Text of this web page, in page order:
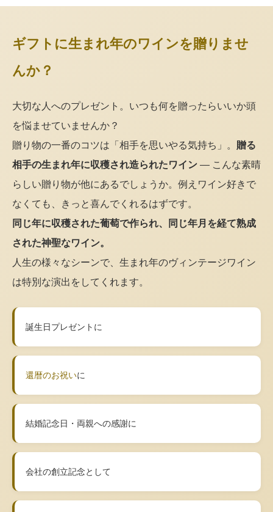
ギフトに生まれ年のワインを贈りませ
んか？
大切な人へのプレゼント。いつも何を贈ったらいいか頭
を悩ませていませんか？
贈り物の一番のコツは「相手を思いやる気持ち」。 贈る
相手の生まれ年に収穫され造られたワイン — こんな素晴
らしい贈り物が他にあるでしょうか。例えワイン好きで
なくても、きっと喜んでくれるはずです。
同じ年に収穫された葡萄で作られ、同じ年月を経て熟成
された神聖なワイン。
人生の様々なシーンで、生まれ年のヴィンテージワイン
は特別な演出をしてくれます。
誕生日プレゼントに
還暦のお祝いに
結婚記念日・両親への感謝に
会社の創立記念として